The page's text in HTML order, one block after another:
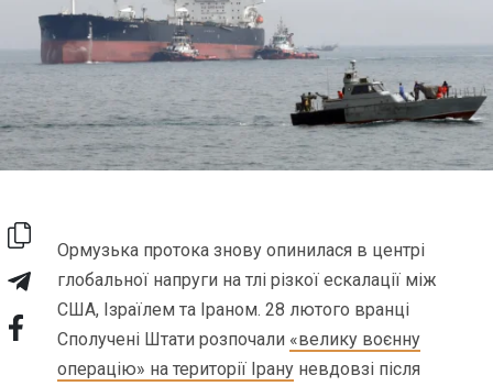
Ормузька протока знову опинилася в центрі
глобальної напруги на тлі різкої ескалації між
США, Ізраїлем та Іраном. 28 лютого вранці
Сполучені Штати розпочали «велику воєнну
операцію» на території Ірану невдовзі після